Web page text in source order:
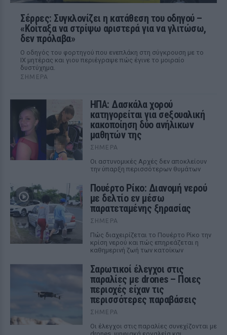
Σέρρες: Συγκλονίζει η κατάθεση του οδηγού –
«Κοίταξα να στρίψω αριστερά για να γλιτώσω,
δεν πρόλαβα»
Ο οδηγός του φορτηγού που ενεπλάκη στη σύγκρουση με το
ΙΧ μητέρας και γιου περιέγραψε πώς έγινε το μοιραίο
δυστύχημα.
ΣΉΜΕΡΑ
ΗΠΑ: Δασκάλα χορού
κατηγορείται για σeξουαλική
κακοποίηση δύο ανήλικων
μαθητών της
ΣΉΜΕΡΑ
Οι αστυνομικές Αρχές δεν αποκλείουν
την ύπαρξη περισσότερων θυμάτων
Πουέρτο Ρίκο: Διανομή νερού
με δελτίο εν μέσω
παρατεταμένης ξηρασίας
ΣΉΜΕΡΑ
Πώς διαχειρίζεται το Πουέρτο Ρίκο την
κρίση νερού και πώς επηρεάζεται η
καθημερινή ζωή των κατοίκων
Σαρωτικοί έλεγχοι στις
παραλίες με drones – Ποιες
περιοχές είχαν τις
περισσότερες παραβάσεις
ΣΉΜΕΡΑ
Οι έλεγχοι στις παραλίες συνεχίζονται με